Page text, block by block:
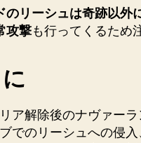
廷
魔
ァ
ー
のリーシュは奇跡以外
攻撃も行ってくるため
ア解除後のナヴァー
でのリーシュへの侵入